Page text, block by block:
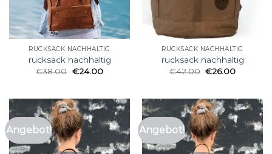
RUCKSACK NACHHALTIG
rucksack nachhaltig
€38.00 €24.00
RUCKSACK NACHHALTIG
rucksack nachhaltig
€42.00 €26.00
Angebot! Angebot!